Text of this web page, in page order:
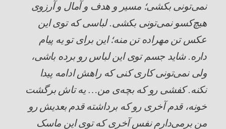
نمی‌تونی بکشی؛ مسیر و هدف و آمال و آرزوی
هیچ‌کسو نمی‌تونی بکشی. لباسی که توی این
عکس تن مهراده تن منه؛ این برای تو یه پیام
داره. شاید جسم توی این لباس رو برده باشی،
ولی نمی‌تونی کاری کنی که راهش ادامه پیدا
نکنه. کفشی رو که بچه‌ی من… یه تاش برگشت
خونه، قدم آخری رو که برداشته قدم بعدیش رو
من برمی‌دارم نفس آخری که توی این ماسک